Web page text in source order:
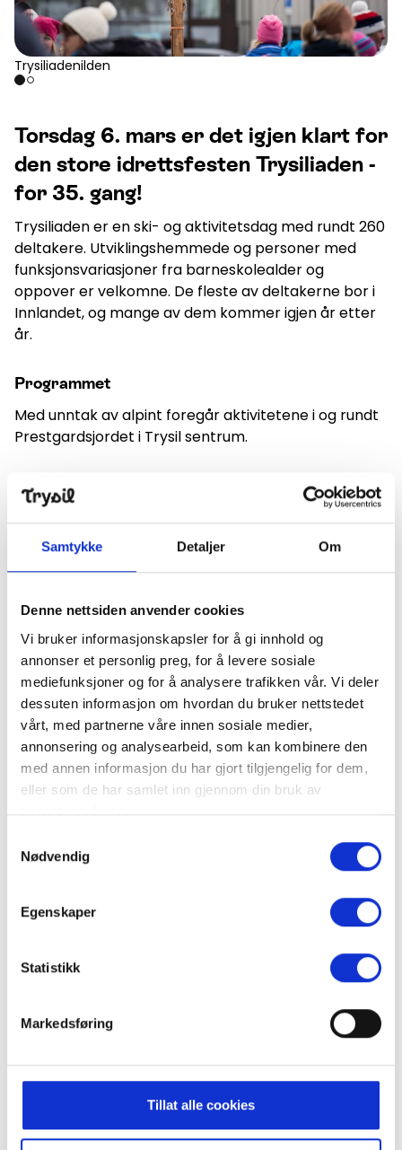
Samtykke Detaljer Om
Denne nettsiden anvender cookies
Vi bruker informasjonskapsler for å gi innhold og
annonser et personlig preg, for å levere sosiale
mediefunksjoner og for å analysere trafikken vår. Vi deler
dessuten informasjon om hvordan du bruker nettstedet
vårt, med partnerne våre innen sosiale medier,
annonsering og analysearbeid, som kan kombinere den
med annen informasjon du har gjort tilgjengelig for dem,
eller som de har samlet inn gjennom din bruk av
tjenestene deres.
Nødvendig
Egenskaper
Statistikk
Markedsføring
Tillat alle cookies
Vær- og føredata er levert avfnugg
Yr, Meteorologisk institutt og
NRK
Trysiliadenilden
Torsdag 6. mars er det igjen klart for
den store idrettsfesten Trysiliaden -
for 35. gang!
Trysiliaden er en ski- og aktivitetsdag med rundt 260
deltakere. Utviklingshemmede og personer med
funksjonsvariasjoner fra barneskolealder og
oppover er velkomne. De fleste av deltakerne bor i
Innlandet, og mange av dem kommer igjen år etter
år.
Programmet
Med unntak av alpint foregår aktivitetene i og rundt
Prestgardsjordet i Trysil sentrum.
Banketten er i Trysilhallen, og i 2025 er det selveste
Rune Rudberg som spiller opp til dans.
Kl. 11: Kommunevis oppmarsj gjennom Trysil sentrum
til Prestgardsjordet med påfølgende
Kl. 12: Aktivitetene starter.
Deltakerne kan velge en eller flere av disse
aktivitetene:
Aktivitetsløype - De som velger aktivitetsløype,
får også tilbud om trugeløype, som det er frivillig å
delta på.
Alpint
Hesteskyss
Langrenn trimklasse
Langrenn racerklasse
boller etter målgang.
Under hele arrangementet på Prestgardsjordet har
voksenopplæringa kiosksalg inne i Morensalen og
kaffe og te.
Finn frem